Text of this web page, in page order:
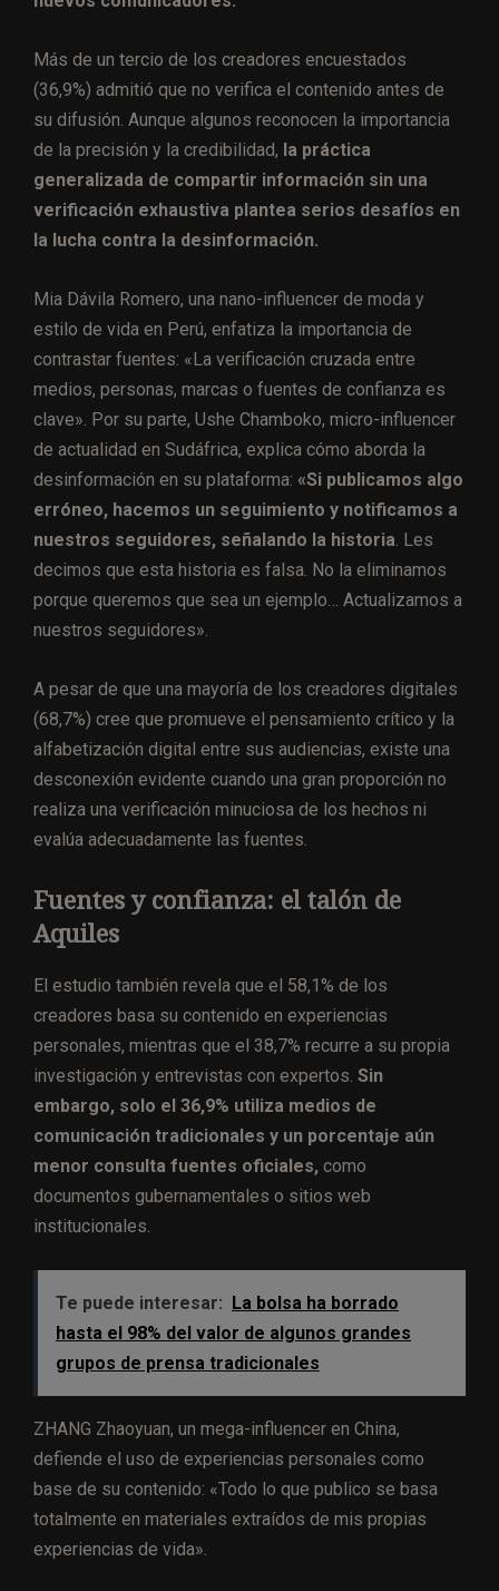
Más de un tercio de los creadores encuestados
(36,9%) admitió que no verifica el contenido antes de
su difusión. Aunque algunos reconocen la importancia
de la precisión y la credibilidad, la práctica
generalizada de compartir información sin una
verificación exhaustiva plantea serios desafíos en
la lucha contra la desinformación.
Mia Dávila Romero, una nano-influencer de moda y
estilo de vida en Perú, enfatiza la importancia de
contrastar fuentes: «La verificación cruzada entre
medios, personas, marcas o fuentes de confianza es
clave». Por su parte, Ushe Chamboko, micro-influencer
de actualidad en Sudáfrica, explica cómo aborda la
desinformación en su plataforma: «Si publicamos algo
erróneo, hacemos un seguimiento y notificamos a
nuestros seguidores, señalando la historia. Les
decimos que esta historia es falsa. No la eliminamos
porque queremos que sea un ejemplo… Actualizamos a
nuestros seguidores».
A pesar de que una mayoría de los creadores digitales
(68,7%) cree que promueve el pensamiento crítico y la
alfabetización digital entre sus audiencias, existe una
desconexión evidente cuando una gran proporción no
realiza una verificación minuciosa de los hechos ni
evalúa adecuadamente las fuentes.
Fuentes y confianza: el talón de
Aquiles
El estudio también revela que el 58,1% de los
creadores basa su contenido en experiencias
personales, mientras que el 38,7% recurre a su propia
investigación y entrevistas con expertos. Sin
embargo, solo el 36,9% utiliza medios de
comunicación tradicionales y un porcentaje aún
menor consulta fuentes oficiales, como
documentos gubernamentales o sitios web
institucionales.
Te puede interesar:
La bolsa ha borrado
hasta el 98% del valor de algunos grandes
grupos de prensa tradicionales
ZHANG Zhaoyuan, un mega-influencer en China,
defiende el uso de experiencias personales como
base de su contenido: «Todo lo que publico se basa
totalmente en materiales extraídos de mis propias
experiencias de vida».